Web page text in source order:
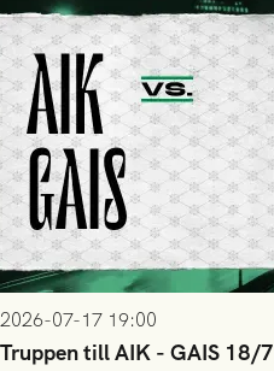
2026-07-17 19:00
Truppen till AIK - GAIS 18/7